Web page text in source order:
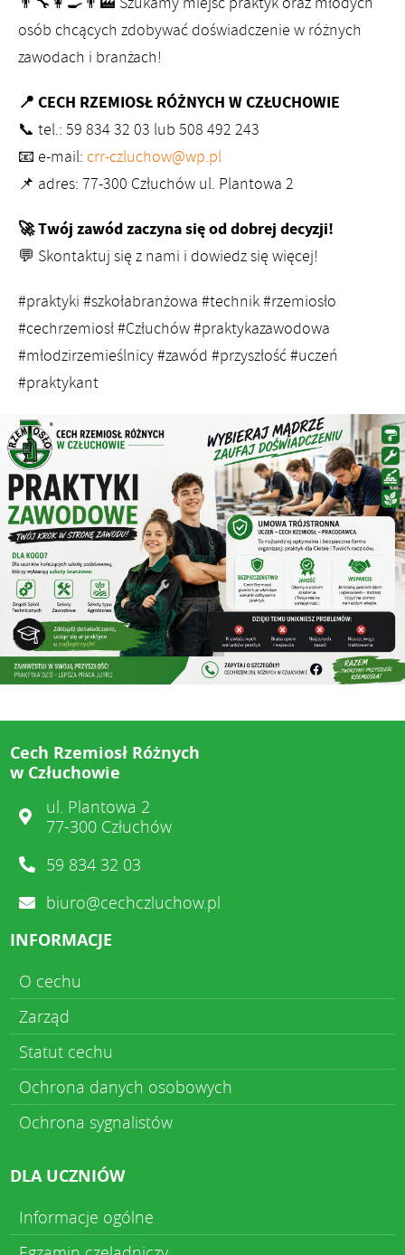
osób chcących zdobywać doświadczenie w różnych
zawodach i branżach!
📍 CECH RZEMIOSŁ RÓŻNYCH W CZŁUCHOWIE
📞 tel.: 59 834 32 03 lub 508 492 243
📧 e-mail: crr-czluchow@wp.pl
📌 adres: 77-300 Człuchów ul. Plantowa 2
🚀 Twój zawód zaczyna się od dobrej decyzji!
💬 Skontaktuj się z nami i dowiedz się więcej!
#praktyki #szkołabranżowa #technik #rzemiosło
#cechrzemiosł #Człuchów #praktykazawodowa
#młodzirzemieślnicy #zawód #przyszłość #uczeń
#praktykant
Cech Rzemiosł Różnych
w Człuchowie
ul. Plantowa 2
77-300 Człuchów
59 834 32 03
biuro@cechczluchow.pl
INFORMACJE
O cechu
Zarząd
Statut cechu
Ochrona danych osobowych
Ochrona sygnalistów
DLA UCZNIÓW
Informacje ogólne